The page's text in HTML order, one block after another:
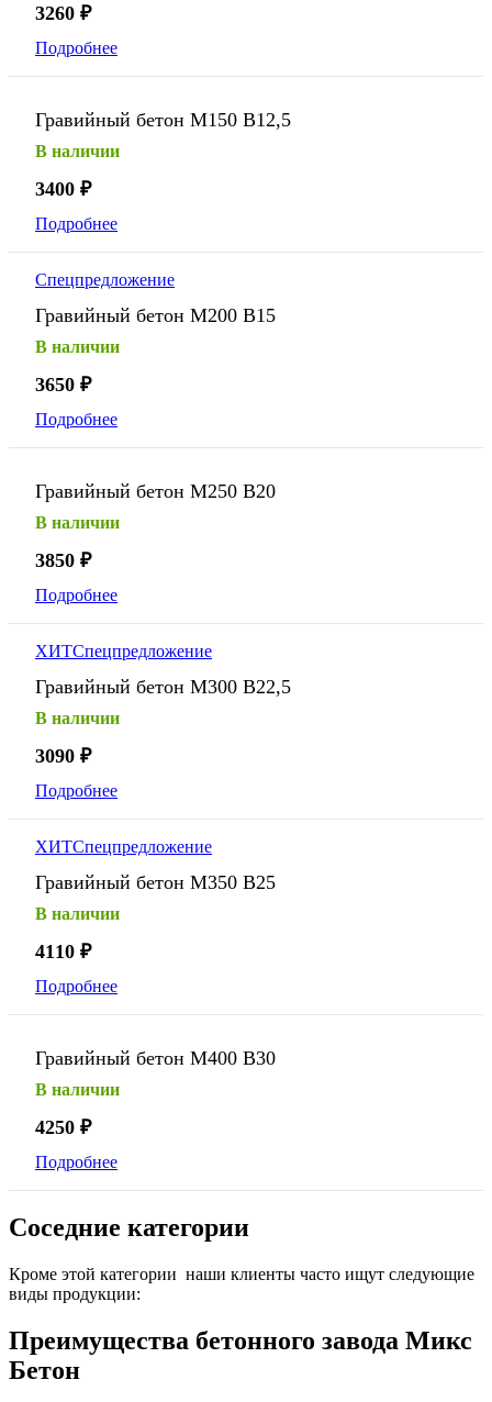
3260 ₽
Подробнее
Гравийный бетон М150 В12,5
В наличии
3400 ₽
Подробнее
Спецпредложение
Гравийный бетон М200 В15
В наличии
3650 ₽
Подробнее
Гравийный бетон М250 В20
В наличии
3850 ₽
Подробнее
ХИТСпецпредложение
Гравийный бетон М300 В22,5
В наличии
3090 ₽
Подробнее
ХИТСпецпредложение
Гравийный бетон М350 В25
В наличии
4110 ₽
Подробнее
Гравийный бетон М400 В30
В наличии
4250 ₽
Подробнее
Соседние категории
Кроме этой категории наши клиенты часто ищут следующие
виды продукции:
Преимущества бетонного завода Микс
Бетон